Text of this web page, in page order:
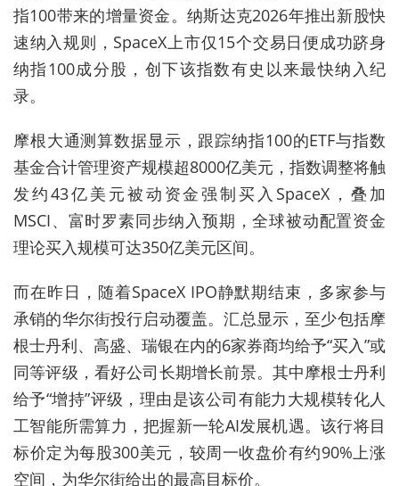
指100带来的增量资金。纳斯达克2026年推出新股快
速纳入规则，SpaceX上市仅15个交易日便成功跻身
纳指100成分股，创下该指数有史以来最快纳入纪
录。
摩根大通测算数据显示，跟踪纳指100的ETF与指数
基金合计管理资产规模超8000亿美元，指数调整将触
发约43亿美元被动资金强制买入SpaceX，叠加
MSCI、富时罗素同步纳入预期，全球被动配置资金
理论买入规模可达350亿美元区间。
而在昨日，随着SpaceX IPO静默期结束，多家参与
承销的华尔街投行启动覆盖。汇总显示，至少包括摩
根士丹利、高盛、瑞银在内的6家券商均给予“买入”或
同等评级，看好公司长期增长前景。其中摩根士丹利
给予“增持”评级，理由是该公司有能力大规模转化人
工智能所需算力，把握新一轮AI发展机遇。该行将目
标价定为每股300美元，较周一收盘价有约90%上涨
空间，为华尔街给出的最高目标价。